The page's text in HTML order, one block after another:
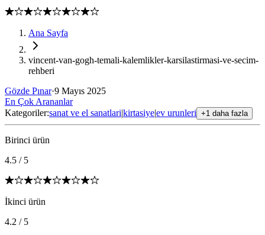
Ana Sayfa
vincent-van-gogh-temali-kalemlikler-karsilastirmasi-ve-secim-
rehberi
Gözde Pınar·9 Mayıs 2025
En Çok Arananlar
Kategoriler:sanat ve el sanatlari|kirtasiye|ev urunleri +1 daha fazla
Birinci ürün
4.5 / 5
İkinci ürün
4.2 / 5